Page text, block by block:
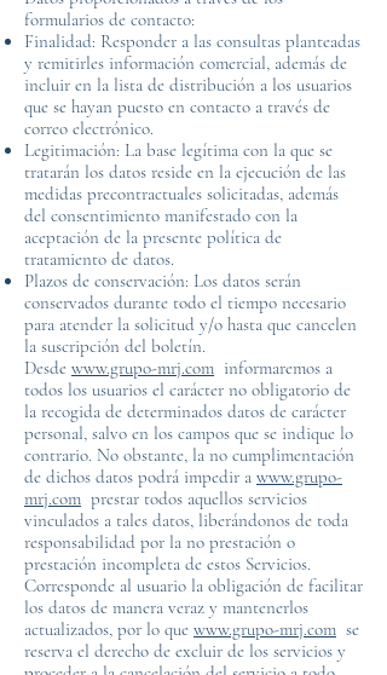
formularios de contacto:
Finalidad: Responder a las consultas planteadas
y remitirles información comercial, además de
incluir en la lista de distribución a los usuarios
que se hayan puesto en contacto a través de
correo electrónico.
Legitimación: La base legítima con la que se
tratarán los datos reside en la ejecución de las
medidas precontractuales solicitadas, además
del consentimiento manifestado con la
aceptación de la presente política de
tratamiento de datos.
Plazos de conservación: Los datos serán
conservados durante todo el tiempo necesario
para atender la solicitud y/o hasta que cancelen
la suscripción del boletín.
Desde www.grupo-mrj.com informaremos a
todos los usuarios el carácter no obligatorio de
la recogida de determinados datos de carácter
personal, salvo en los campos que se indique lo
contrario. No obstante, la no cumplimentación
de dichos datos podrá impedir a www.grupo-
mrj.com prestar todos aquellos servicios
vinculados a tales datos, liberándonos de toda
responsabilidad por la no prestación o
prestación incompleta de estos Servicios.
Corresponde al usuario la obligación de facilitar
los datos de manera veraz y mantenerlos
actualizados, por lo que www.grupo-mrj.com se
reserva el derecho de excluir de los servicios y